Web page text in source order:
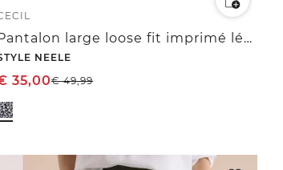
Pantalon large loose fit imprimé léopard
NEELE
35,00€49,99